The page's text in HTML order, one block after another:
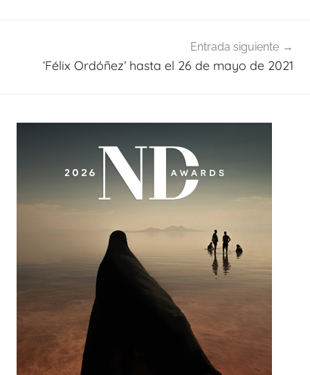
Entrada siguiente
‘Félix Ordóñez’ hasta el 26 de mayo de 2021